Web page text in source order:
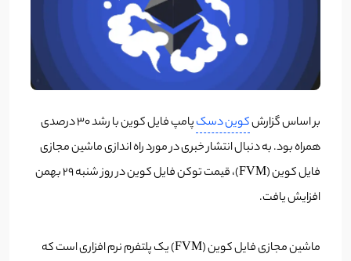
بر اساس گزارشکوین دسک
پامپ فایل کوین با رشد ۳۰ درصدی
همراه بود. به دنبال انتشار خبری در مورد راه اندازی ماشین مجازی
فایل کوین (FVM)، قیمت توکن فایل کوین در روز شنبه ۲۹ بهمن
افزایش یافت.
ماشین مجازی فایل کوین (FVM) یک پلتفرم نرم افزاری است که